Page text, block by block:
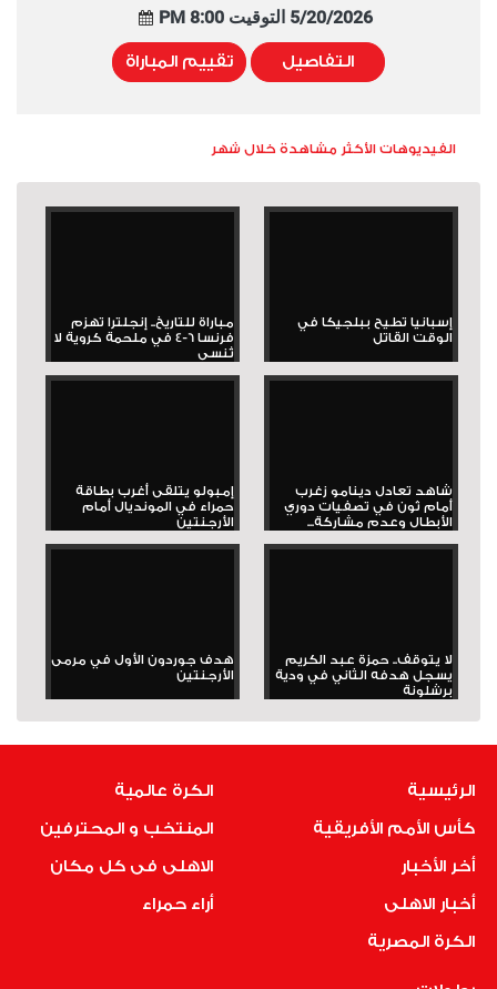
5/20/2026 التوقيت 8:00 PM
التفاصيل تقييم المباراة
الفيديوهات الأكثر مشاهدة خلال شهر
إسبانيا تطيح ببلجيكا في
الوقت القاتل
مباراة للتاريخ.. إنجلترا تهزم
فرنسا 6-4 في ملحمة كروية لا
تُنسى
شاهد تعادل دينامو زغرب
أمام ثون في تصفيات دوري
الأبطال وعدم مشاركة...
إمبولو يتلقى أغرب بطاقة
حمراء في المونديال أمام
الأرجنتين
لا يتوقف.. حمزة عبد الكريم
يسجل هدفه الثاني في ودية
برشلونة
هدف جوردون الأول في مرمى
الأرجنتين
الرئيسية
كأس الأمم الأفريقية
أخر الأخبار
أخبار الاهلى
الكرة المصرية
الكرة عالمية
المنتخب و المحترفين
الاهلى فى كل مكان
أراء حمراء